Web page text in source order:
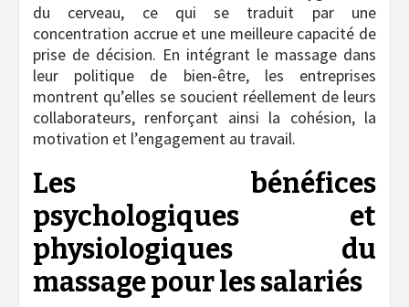
du cerveau, ce qui se traduit par une
concentration accrue et une meilleure capacité de
prise de décision. En intégrant le massage dans
leur politique de bien‑être, les entreprises
montrent qu’elles se soucient réellement de leurs
collaborateurs, renforçant ainsi la cohésion, la
motivation et l’engagement au travail.
Les bénéfices
psychologiques et
physiologiques du
massage pour les salariés